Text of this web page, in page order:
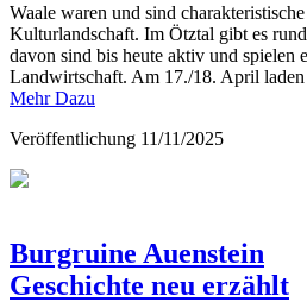
Waale waren und sind
Kulturlandschaft. Im Ötztal gibt es
davon sind bis heute aktiv und spielen
Landwirtschaft. Am 17./18. April
Mehr Dazu
Veröffentlichung 11/11/2025
Burgruine Auenstein
Geschichte neu erzählt